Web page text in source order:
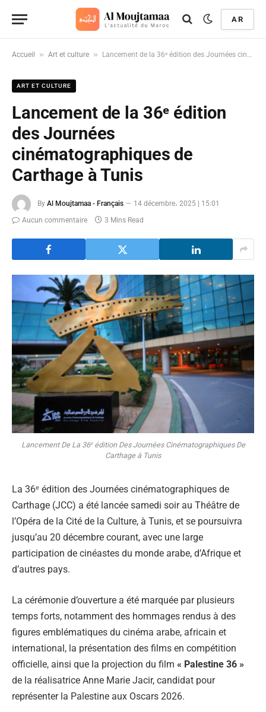
AR
Accueil » Art et culture » Lancement de la 36ᵉ édition des Journées cinématographiques de Carthage à Tunis
ART ET CULTURE
Lancement de la 36ᵉ édition
des Journées
cinématographiques de
Carthage à Tunis
By Al Moujtamaa - Français
14 décembre، 2025 | 15:01
Aucun commentaire
3 Mins Read
Lancement De La 36ᵉ édition Des Journées Cinématographiques De
Carthage à Tunis
La 36ᵉ édition des Journées cinématographiques de
Carthage (JCC) a été lancée samedi soir au Théâtre de
l’Opéra de la Cité de la Culture, à Tunis, et se poursuivra
jusqu’au 20 décembre courant, avec une large
participation de cinéastes du monde arabe, d’Afrique et
d’autres pays.
La cérémonie d’ouverture a été marquée par plusieurs
temps forts, notamment des hommages rendus à des
figures emblématiques du cinéma arabe, africain et
international, la présentation des films en compétition
officielle, ainsi que la projection du film « Palestine 36 »
de la réalisatrice Anne Marie Jacir, candidat pour
représenter la Palestine aux Oscars 2026.